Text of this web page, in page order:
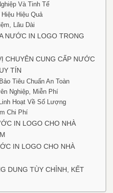
Và Tinh Tế
Hiệu Quả
Lâu Dài
NƯỚC IN LOGO TRONG
CHUYÊN CUNG CẤP NƯỚC
TÍN
Tiêu Chuẩn An Toàn
Nghiệp, Miễn Phí
Hoạt Về Số Lượng
Chi Phí
IN LOGO CHO NHÀ
IN LOGO CHO NHÀ
DUNG TÙY CHỈNH, KẾT